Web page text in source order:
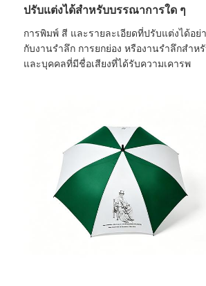
ปรับแต่งได้สำหรับบรรณาการใด ๆ
การพิมพ์ สี และรายละเอียดที่ปรับแต่งได้อย่
กับงานรำลึก การยกย่อง หรืองานรำลึกสำห
และบุคคลที่มีชื่อเสียงที่ได้รับความเคารพ